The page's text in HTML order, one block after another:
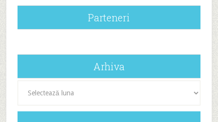
Parteneri
Arhiva